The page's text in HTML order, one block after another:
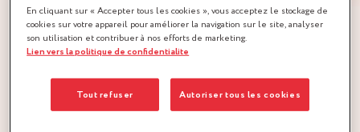
Leur coach,Marc Ducobu, a souligné la préparation intensive
des derniers mois pour atteindre la perfection en réponse
aux exigences de la sélection européenne à venir : perfection
Les invités ont pu découvrir les créations de l’équipe à
En cliquant sur « Accepter tous les cookies », vous acceptez le stockage de
cookies sur votre appareil pour améliorer la navigation sur le site, analyser
son utilisation et contribuer à nos efforts de marketing.
Lien vers la politique de confidentialite
Tout refuser Autoriser tous les cookies